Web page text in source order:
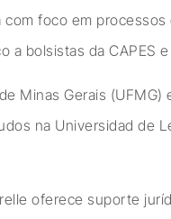
com foco em processos
a bolsistas da CAPES
Minas Gerais (UFMG)
na Universidad de
oferece suporte